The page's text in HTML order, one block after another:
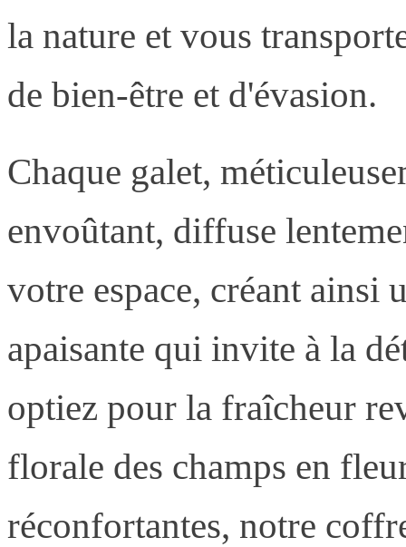
la nature et vous
de bien-être et d'évasion.
Chaque galet,
envoûtant, diffuse
votre espace, créant ainsi
apaisante qui invite à la
optiez pour la fraîcheur
florale des champs en
réconfortantes, notre